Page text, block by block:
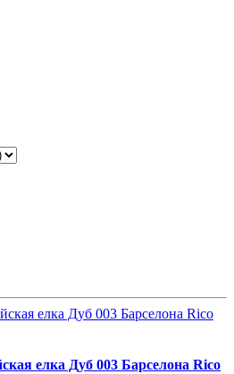
елка Дуб 003 Барселона Rico